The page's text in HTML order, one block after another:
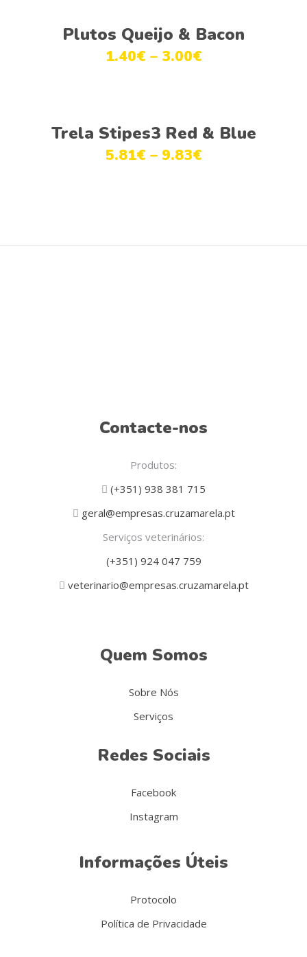
Ver opções
Plutos Queijo & Bacon
1.40€ – 3.00€
Ver opções
Trela Stipes3 Red & Blue
5.81€ – 9.83€
Contacte-nos
Produtos:
(+351) 938 381 715
geral@empresas.cruzamarela.pt
Serviços veterinários:
(+351) 924 047 759
veterinario@empresas.cruzamarela.pt
Quem Somos
Sobre Nós
Serviços
Redes Sociais
Facebook
Instagram
Informações Úteis
Protocolo
Política de Privacidade